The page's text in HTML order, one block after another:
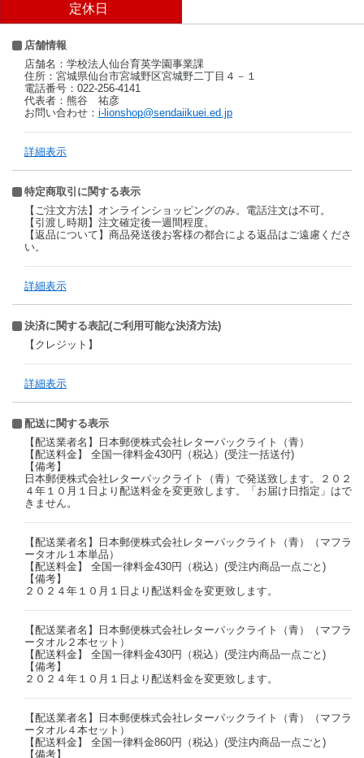
定休日
店舗情報
店舗名：学校法人仙台育英学園事業課
住所：宮城県仙台市宮城野区宮城野二丁目４－１
電話番号：022-256-4141
代表者：熊谷 祐彦
お問い合わせ： i-lionshop@sendaiikuei.ed.jp
詳細表示
特定商取引に関する表示
【ご注文方法】オンラインショッピングのみ。電話注文は不可。
【引渡し時期】注文確定後一週間程度。
【返品について】商品発送後お客様の都合による返品はご遠慮くださ
い。
詳細表示
決済に関する表記(ご利用可能な決済方法)
【クレジット】
詳細表示
配送に関する表示
【配送業者名】日本郵便株式会社レターパックライト（青）
【配送料金】 全国一律料金430円（税込）(受注一括送付)
【備考】
日本郵便株式会社レターパックライト（青）で発送致します。２０２
４年１０月１日より配送料金を変更致します。「お届け日指定」はで
きません。
【配送業者名】日本郵便株式会社レターパックライト（青）（マフラ
ータオル１本単品）
【配送料金】 全国一律料金430円（税込）(受注内商品一点ごと)
【備考】
２０２４年１０月１日より配送料金を変更致します。
【配送業者名】日本郵便株式会社レターパックライト（青）（マフラ
ータオル２本セット）
【配送料金】 全国一律料金430円（税込）(受注内商品一点ごと)
【備考】
２０２４年１０月１日より配送料金を変更致します。
【配送業者名】日本郵便株式会社レターパックライト（青）（マフラ
ータオル４本セット）
【配送料金】 全国一律料金860円（税込）(受注内商品一点ごと)
【備考】